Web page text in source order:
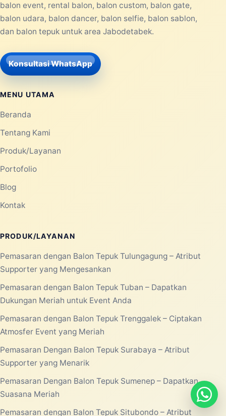
balon event, rental balon, balon custom, balon gate,
balon udara, balon dancer, balon selfie, balon sablon,
dan balon tepuk untuk area Jabodetabek.
Konsultasi WhatsApp
MENU UTAMA
Beranda
Tentang Kami
Produk/Layanan
Portofolio
Blog
Kontak
PRODUK/LAYANAN
Pemasaran dengan Balon Tepuk Tulungagung – Atribut
Supporter yang Mengesankan
Pemasaran dengan Balon Tepuk Tuban – Dapatkan
Dukungan Meriah untuk Event Anda
Pemasaran dengan Balon Tepuk Trenggalek – Ciptakan
Atmosfer Event yang Meriah
Pemasaran Dengan Balon Tepuk Surabaya – Atribut
Supporter yang Menarik
Pemasaran Dengan Balon Tepuk Sumenep – Dapatkan
Suasana Meriah
Pemasaran dengan Balon Tepuk Situbondo – Atribut